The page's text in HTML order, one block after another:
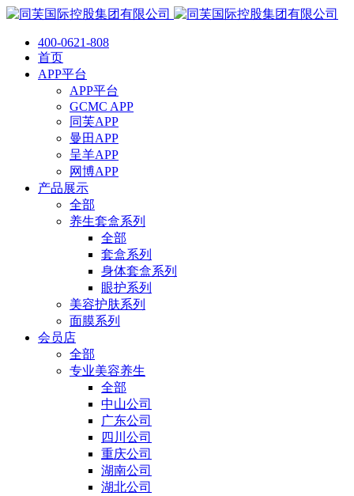
400-0621-808
首页
APP平台
APP平台
GCMC APP
同芙APP
曼田APP
呈羊APP
网博APP
产品展示
全部
养生套盒系列
全部
套盒系列
身体套盒系列
眼护系列
美容护肤系列
面膜系列
会员店
全部
专业美容养生
全部
中山公司
广东公司
四川公司
重庆公司
湖南公司
湖北公司